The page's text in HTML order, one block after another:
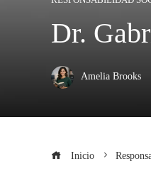
Dr.
Amelia Brooks
Inicio